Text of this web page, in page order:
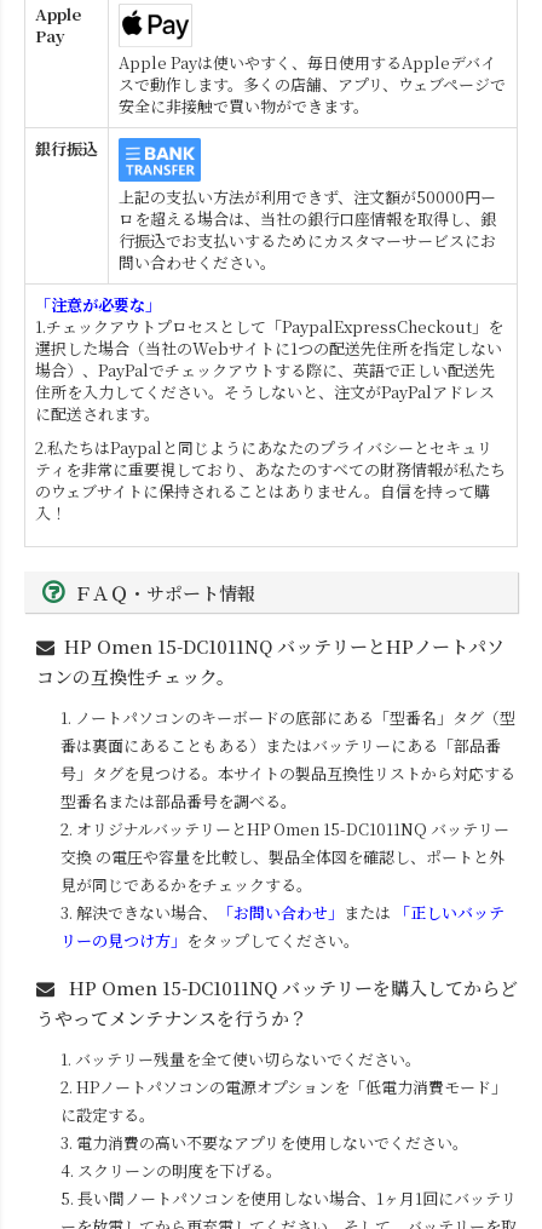
Apple
Pay
Apple Payは使いやすく、毎日使用するAppleデバイ
スで動作します。多くの店舗、アプリ、ウェブページで
安全に非接触で買い物ができます。
銀行振込
上記の支払い方法が利用できず、注文額が50000円ー
ロを超える場合は、当社の銀行口座情報を取得し、銀
行振込でお支払いするためにカスタマーサービスにお
問い合わせください。
「注意が必要な」
1.チェックアウトプロセスとして「PaypalExpressCheckout」を
選択した場合（当社のWebサイトに1つの配送先住所を指定しない
場合）、PayPalでチェックアウトする際に、英語で正しい配送先
住所を入力してください。そうしないと、注文がPayPalアドレス
に配送されます。
2.私たちはPaypalと同じようにあなたのプライバシーとセキュリ
ティを非常に重要視しており、あなたのすべての財務情報が私たち
のウェブサイトに保持されることはありません。自信を持って購
入！
ＦＡＱ・サポート情報
HP Omen 15-DC1011NQバッテリーとHPノートパソ
コンの互換性チェック。
1. ノートパソコンのキーボードの底部にある「型番名」タグ（型
番は裏面にあることもある）またはバッテリーにある「部品番
号」タグを見つける。本サイトの製品互換性リストから対応する
型番名または部品番号を調べる。
2. オリジナルバッテリーとHP Omen 15-DC1011NQ バッテリー
交換 の電圧や容量を比較し、製品全体図を確認し、ポートと外
見が同じであるかをチェックする。
3. 解決できない場合、
「お問い合わせ」 または
「正しいバッテ
リーの見つけ方」 をタップしてください。
HP Omen 15-DC1011NQバッテリーを購入してからど
うやってメンテナンスを行うか？
1. バッテリー残量を全て使い切らないでください。
2. HPノートパソコンの電源オプションを「低電力消費モード」
に設定する。
3. 電力消費の高い不要なアプリを使用しないでください。
4. スクリーンの明度を下げる。
5. 長い間ノートパソコンを使用しない場合、1ヶ月1回にバッテリ